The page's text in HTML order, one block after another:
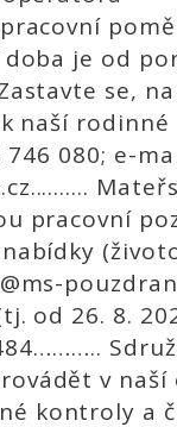
je od
se,
naší rodinné
080; e-
pracovní
od 26. 8.
v naší
kontroly a